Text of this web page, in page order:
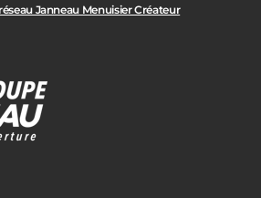
Janneau Menuisier Créateur